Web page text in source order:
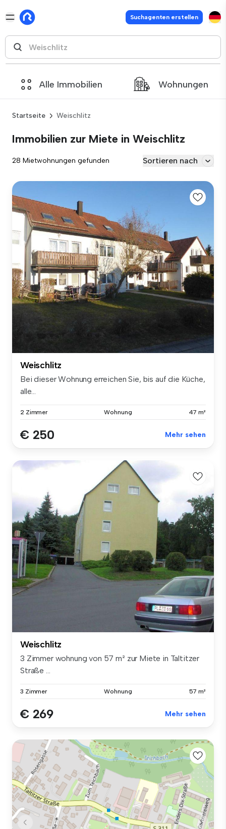
Suchagenten erstellen
Alle Immobilien Wohnungen
Startseite Weischlitz
Immobilien zur Miete in Weischlitz
28 Mietwohnungen gefunden Sortieren nach
Weischlitz
Bei dieser Wohnung erreichen Sie, bis auf die Küche,
alle...
2 Zimmer Wohnung 47 m²
€ 250 Mehr sehen
Weischlitz
3 Zimmer wohnung von 57 m² zur Miete in Taltitzer
Straße ...
3 Zimmer Wohnung 57 m²
€ 269 Mehr sehen